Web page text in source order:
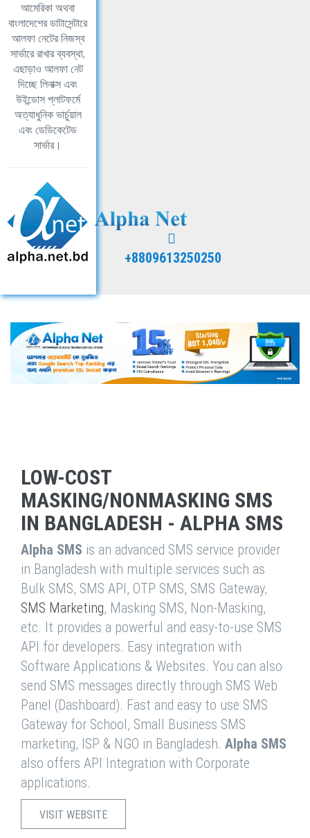
আমেরিকা অথবা
বাংলাদেশের ডাটাসেন্টারে
আলফা নেটের নিজস্ব
সার্ভারে রাখার ব্যবস্থা,
এছাড়াও আলফা নেট
দিচ্ছে লিনাক্স এবং
উইন্ডোস প্লাটফর্মে
অত্যাধুনিক ভার্চুয়াল
এবং ডেডিকেটেড
সার্ভার।
+8809613250250
LOW-COST
MASKING/NONMASKING SMS
IN BANGLADESH - ALPHA SMS
Alpha SMS is an advanced SMS service provider
in Bangladesh with multiple services such as
Bulk SMS, SMS API, OTP SMS, SMS Gateway,
SMS Marketing, Masking SMS, Non-Masking,
etc. It provides a powerful and easy-to-use SMS
API for developers. Easy integration with
Software Applications & Websites. You can also
send SMS messages directly through SMS Web
Panel (Dashboard). Fast and easy to use SMS
Gateway for School, Small Business SMS
marketing, ISP & NGO in Bangladesh. Alpha SMS
also offers API Integration with Corporate
applications.
VISIT WEBSITE